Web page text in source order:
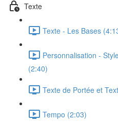
Texte
Texte - Les Bases
Personnalisation -
(2:40)
Texte de Portée et
Tempo (2:03)